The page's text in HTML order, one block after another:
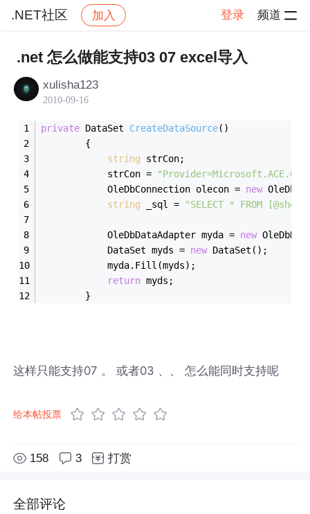
.NET社区 加入 登录 频道
.NET社区 帖子详情
.net 怎么做能支持03 07 excel导入
xulisha123
2010-09-16
private DataSet CreateDataSource()
        {
string strCon;
            strCon =
            OleDbConnection olecon =
new
string _sql = "SELECT * FROM
            OleDbDataAdapter myda =
new
            DataSet myds =
new DataSet();
            myda.Fill(myds);
return myds;
        }
这样只能支持07 。 或者03 、、 怎么能同时支持呢
给本帖投票
158 3 打赏
全部评论